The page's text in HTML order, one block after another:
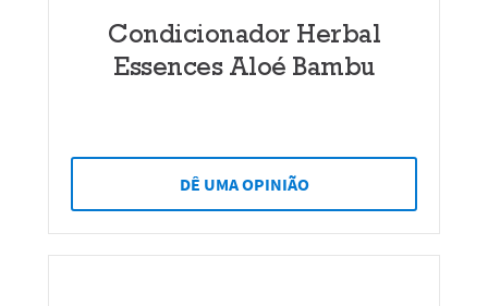
Condicionador Herbal
Essences Aloé Bambu
DÊ UMA OPINIÃO